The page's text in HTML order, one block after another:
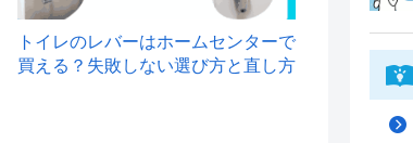
トイレのレバーはホームセンターで
買える？失敗しない選び方と直し方